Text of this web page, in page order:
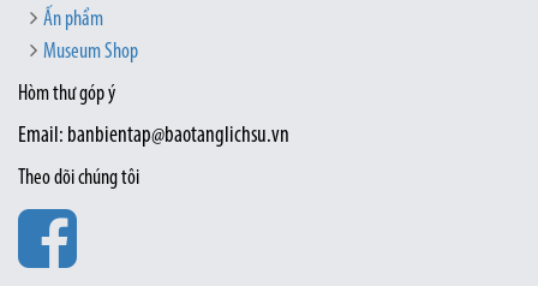
Ấn phẩm
Museum Shop
Hòm thư góp ý
Email: banbientap@baotanglichsu.vn
Theo dõi chúng tôi